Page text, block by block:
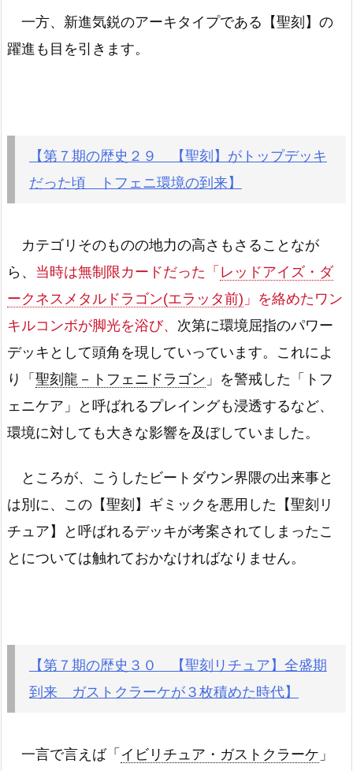
一方、新進気鋭のアーキタイプである【聖刻】の
躍進も目を引きます。
【第７期の歴史２９ 【聖刻】がトップデッキ
だった頃 トフェニ環境の到来】
カテゴリそのものの地力の高さもさることなが
ら、 当時は無制限カードだった「 レッドアイズ・ダ
ークネスメタルドラゴン(エラッタ前) 」を絡めたワン
キルコンボが脚光を浴び、 次第に環境屈指のパワー
デッキとして頭角を現していっています。これによ
り「 聖刻龍－トフェニドラゴン 」を警戒した「トフ
ェニケア」と呼ばれるプレイングも浸透するなど、
環境に対しても大きな影響を及ぼしていました。
ところが、こうしたビートダウン界隈の出来事と
は別に、この【聖刻】ギミックを悪用した【聖刻リ
チュア】と呼ばれるデッキが考案されてしまったこ
とについては触れておかなければなりません。
【第７期の歴史３０ 【聖刻リチュア】全盛期
到来 ガストクラーケが３枚積めた時代】
一言で言えば「 イビリチュア・ガストクラーケ 」